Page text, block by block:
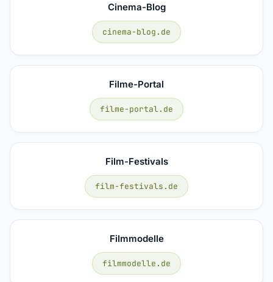
Cinema-Blog
cinema-blog.de
Filme-Portal
filme-portal.de
Film-Festivals
film-festivals.de
Filmmodelle
filmmodelle.de